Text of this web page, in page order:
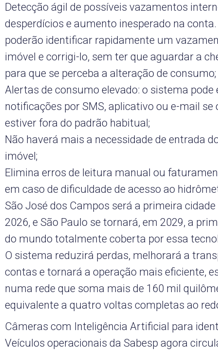
Detecção ágil de possíveis vazamentos
desperdícios e aumento inesperado na
poderão identificar rapidamente um
imóvel e corrigi-lo, sem ter que aguardar a
para que se perceba a alteração de consumo;
Alertas de consumo elevado: o sistema pode
notificações por SMS, aplicativo ou e-mail se
estiver fora do padrão habitual;
Não haverá mais a necessidade de entrada
imóvel;
Elimina erros de leitura manual ou
em caso de dificuldade de acesso ao
São José dos Campos será a primeira
2026, e São Paulo se tornará, em 2029, a
do mundo totalmente coberta por essa
O sistema reduzirá perdas, melhorará a
contas e tornará a operação mais eficiente,
numa rede que soma mais de 160 mil
equivalente a quatro voltas completas ao
Câmeras com Inteligência Artificial para
Veículos operacionais da Sabesp agora